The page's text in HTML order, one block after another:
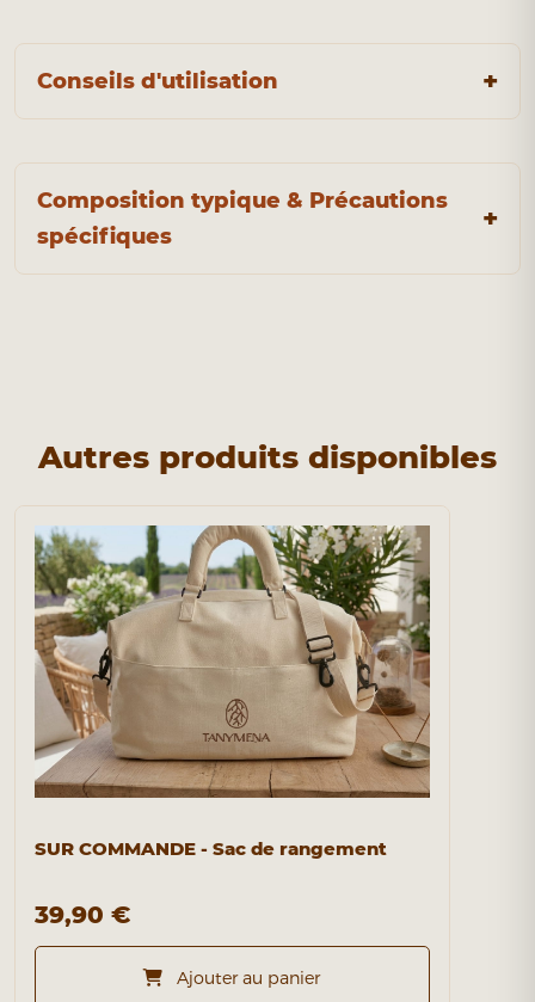
Conseils d'utilisation
Composition typique & Précautions
spécifiques
Autres produits disponibles
SUR COMMANDE - Sac de rangement
39,90 €
Ajouter au panier